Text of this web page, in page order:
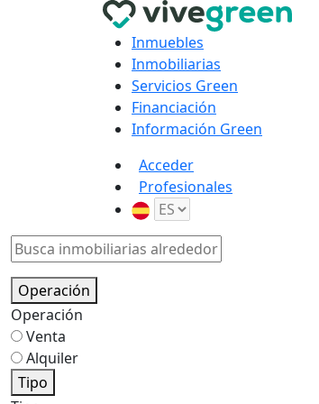
Inmuebles
Inmobiliarias
Servicios Green
Financiación
Información Green
Acceder
Profesionales
Operación
Operación
Venta
Alquiler
Tipo